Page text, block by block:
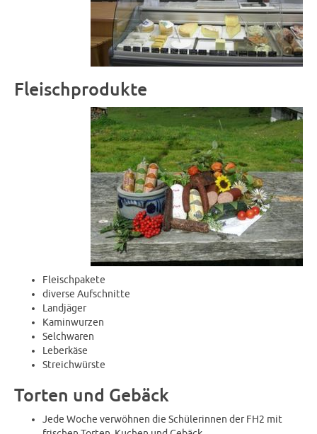
Fleischprodukte
Fleischpakete
diverse Aufschnitte
Landjäger
Kaminwurzen
Selchwaren
Leberkäse
Streichwürste
Torten und Gebäck
Jede Woche verwöhnen die Schülerinnen der FH2 mit